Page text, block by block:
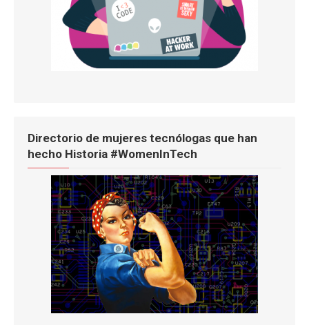
Directorio de mujeres tecnólogas que han
hecho Historia #WomenInTech